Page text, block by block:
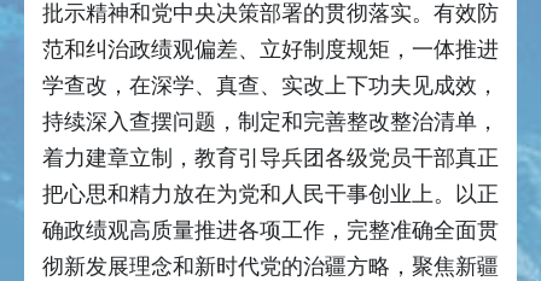
批示精神和党中央决策部署的贯彻落实。有效防
范和纠治政绩观偏差、立好制度规矩，一体推进
学查改，在深学、真查、实改上下功夫见成效，
持续深入查摆问题，制定和完善整改整治清单，
着力建章立制，教育引导兵团各级党员干部真正
把心思和精力放在为党和人民干事创业上。以正
确政绩观高质量推进各项工作，完整准确全面贯
彻新发展理念和新时代党的治疆方略，聚焦新疆